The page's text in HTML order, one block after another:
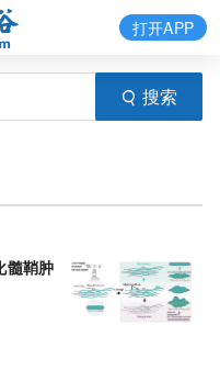
搜索
打开APP
髓鞘肿胀的动态变化